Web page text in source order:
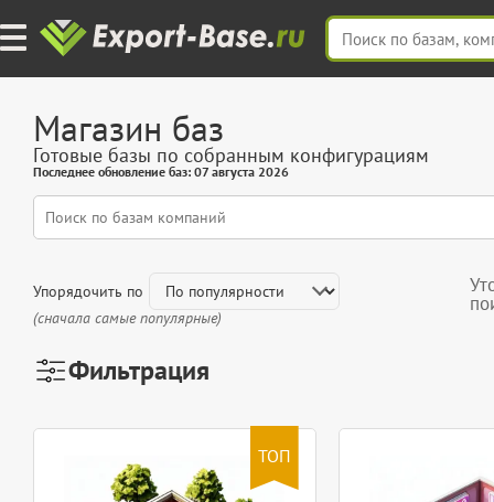
Магазин баз
Готовые базы по собранным конфигурациям
Последнее обновление баз: 07 августа 2026
Упорядочить по
(сначала самые популярные)
Фильтрация
ТОП